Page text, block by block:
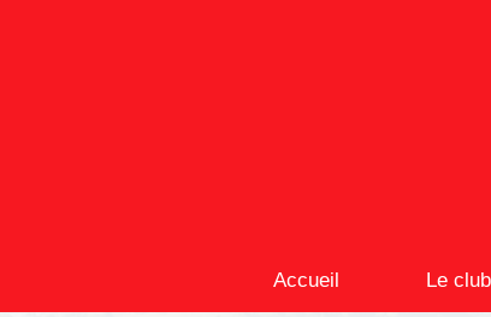
Accueil Le club